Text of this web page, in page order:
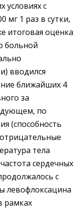
условиях с
мг 1 раз в сутки,
итоговая оценка
больной
вводился
ближайших 4
за
по
(способность
тела
сердечных
с
левофлоксацина
рамках